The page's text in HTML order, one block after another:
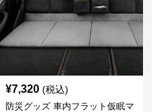
¥7,320 (税込)
防災グッズ 車内フラット仮眠マ